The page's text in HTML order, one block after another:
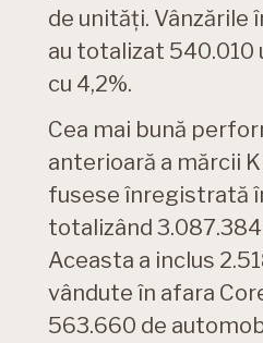
de unități. Vânzările
au totalizat 540.010
cu 4,2%.
Cea mai bună
anterioară a mărcii
fusese înregistrată
totalizând
Aceasta a inclus
vândute în afara
563.660 de